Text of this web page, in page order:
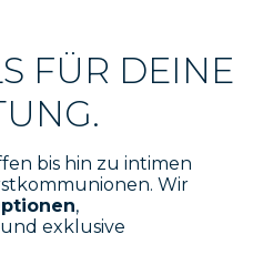
FÜR DEINE
bis hin zu intimen
Wir
,
exklusive